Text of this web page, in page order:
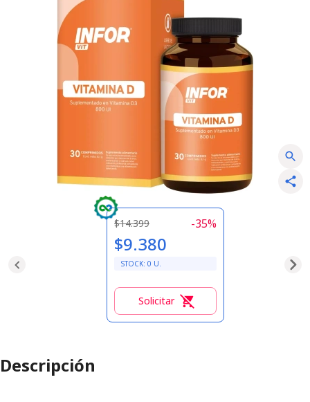
$14.399 -35%
$9.380
STOCK: 0 U.
Solicitar
Descripción